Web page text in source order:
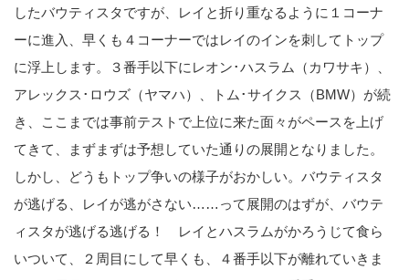
したバウティスタですが、レイと折り重なるように１コーナ
ーに進入、早くも４コーナーではレイのインを刺してトップ
に浮上します。３番手以下にレオン･ハスラム（カワサキ）、
アレックス･ロウズ（ヤマハ）、トム･サイクス（BMW）が続
き、ここまでは事前テストで上位に来た面々がペースを上げ
てきて、まずまずは予想していた通りの展開となりました。
しかし、どうもトップ争いの様子がおかしい。バウティスタ
が逃げる、レイが逃がさない……って展開のはずが、バウテ
ィスタが逃げる逃げる！ レイとハスラムがかろうじて食ら
いついて、２周目にして早くも、４番手以下が離れていきま